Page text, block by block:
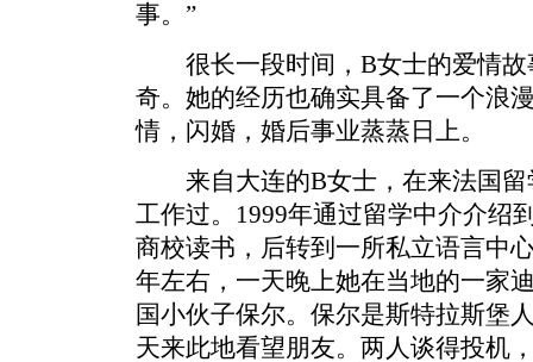
事。”
很长一段时间，B女士的爱情故
奇。她的经历也确实具备了一个浪
情，闪婚，婚后事业蒸蒸日上。
来自大连的B女士，在来法国留
工作过。1999年通过留学中介介绍
商校读书，后转到一所私立语言中
年左右，一天晚上她在当地的一家
国小伙子保尔。保尔是斯特拉斯堡
天来此地看望朋友。两人谈得投机